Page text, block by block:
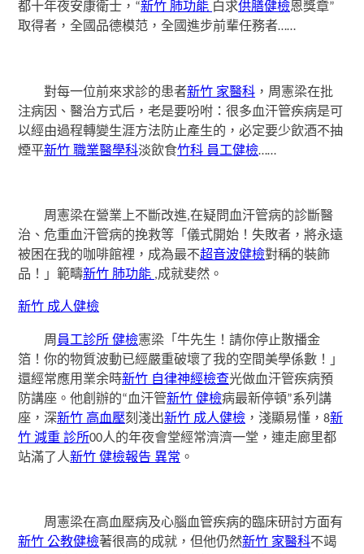
都十年夜安康衛士，“新竹 肺功能 白求供膳健檢恩獎章”
取得者，全國品德模范，全國進步前輩任務者……
對每一位前來求診的患者新竹 家醫科 ，周憲梁在批
注病因、醫治方式后，老是要吩咐：很多血汗管疾病是可
以經由過程轉變生涯方法防止產生的，必定要少飲酒不抽
煙平新竹 職業醫學科淡飲食竹科 員工健檢……
周憲梁在營業上不斷改進,在疑問血汗管病的診斷醫
治、危重血汗管病的挽救等「儀式開始！失敗者，將永遠
被困在我的咖啡館裡，成為最不超音波健檢對稱的裝飾
品！」範疇新竹 肺功能 ,成就斐然。
新竹 成人健檢
周 員工診所 健檢憲梁「牛先生！請你停止散播金
箔！你的物質波動已經嚴重破壞了我的空間美學係數！」
還經常應用業余時新竹 自律神經檢查光做血汗管疾病預
防講座。他創辦的“血汗管新竹 健檢病最新停頓”系列講
座，深新竹 高血壓刻淺出新竹 成人健檢 ，淺顯易懂，8新
竹 減重 診所00人的年夜會堂經常濟濟一堂，連走廊里都
站滿了人新竹 健檢報告 異常 。
周憲梁在高血壓病及心腦血管疾病的臨床研討方面有
新竹 公教健檢著很高的成就，但他仍然新竹 家醫科不竭